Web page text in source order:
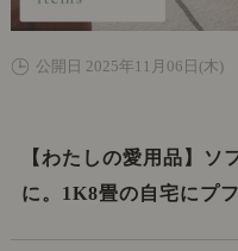
公開日 2025年11月06日(木)
【わたしの愛用品】ソ
に。1K8畳の自宅にプ